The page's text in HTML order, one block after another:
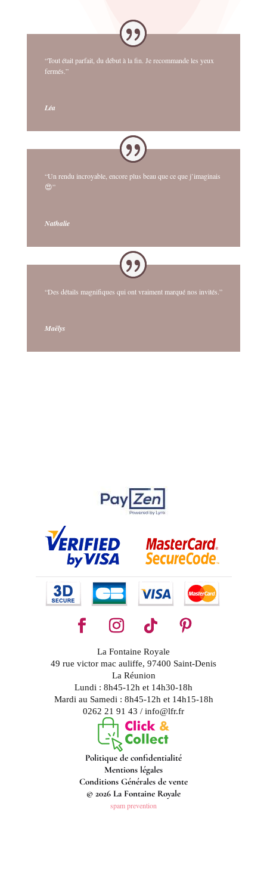
“Tout était parfait, du début à la fin. Je recommande les yeux
fermés.”
Léa
“Un rendu incroyable, encore plus beau que ce que j’imaginais
😍”
Nathalie
“Des détails magnifiques qui ont vraiment marqué nos invités.”
Maëlys
La Fontaine Royale
49 rue victor mac auliffe, 97400 Saint-Denis
La Réunion
Lundi : 8h45-12h et 14h30-18h
Mardi au Samedi : 8h45-12h et 14h15-18h
0262 21 91 43 / info@lfr.fr
Politique de confidentialité
Mentions légales
Conditions Générales de vente
© 2026 La Fontaine Royale
spam prevention